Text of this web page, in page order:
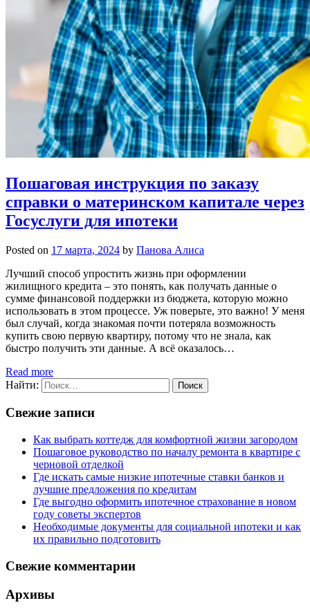
Пошаговая инструкция по заказу
справки о материнском капитале через
Госуслуги для ипотеки
Posted on 17 марта, 2024 by Панова Алиса
Лучший способ упростить жизнь при оформлении
жилищного кредита – это понять, как получать данные о
сумме финансовой поддержки из бюджета, которую можно
использовать в этом процессе. Уж поверьте, это важно! У меня
был случай, когда знакомая почти потеряла возможность
купить свою первую квартиру, потому что не знала, как
быстро получить эти данные. А всё оказалось…
Read more
Найти:
Свежие записи
Как выбрать коттедж для комфортной жизни загородом
Пошаговое руководство по началу ремонта в квартире с
черновой отделкой
Где искать самые низкие ипотечные ставки банков и
лучшие предложения по кредитам
Где выгодно оформить ипотечное страхование в новом
году советы экспертов
Необходимые документы для социальной ипотеки и как
их правильно подготовить
Свежие комментарии
Архивы